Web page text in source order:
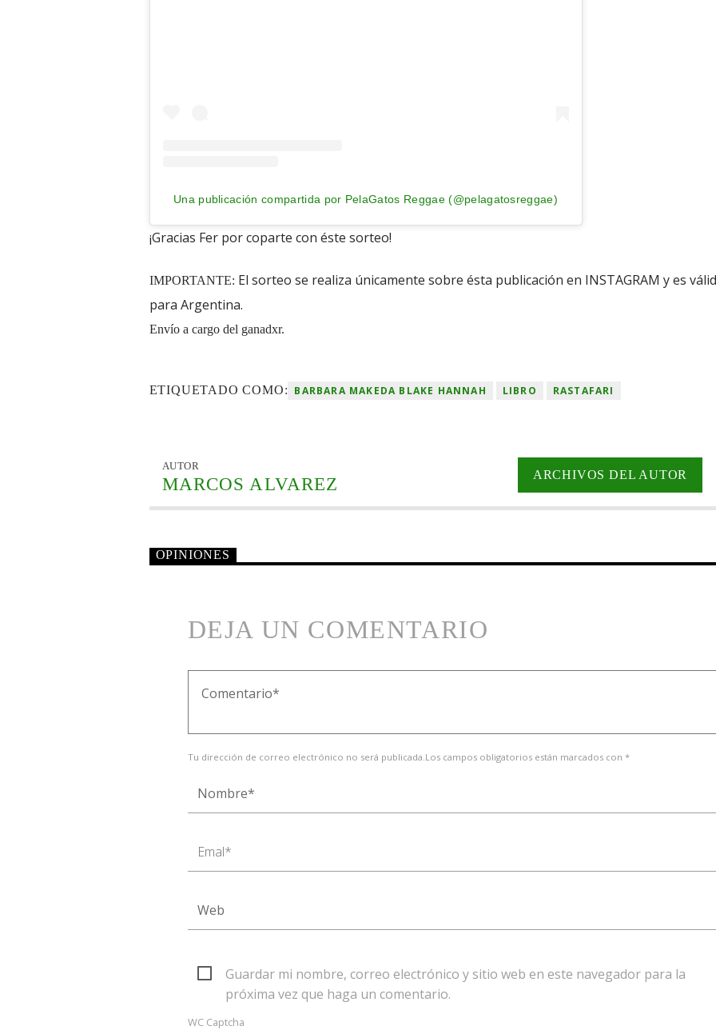
Una publicación compartida por PelaGatos Reggae (@pelagatosreggae)
¡Gracias Fer por coparte con éste sorteo!
IMPORTANTE: El sorteo se realiza únicamente sobre ésta publicación en INSTAGRAM y es
para Argentina.
Envío a cargo del ganadxr.
ETIQUETADO COMO: BARBARA MAKEDA BLAKE HANNAH LIBRO RASTAFARI
AUTOR
MARCOS ALVAREZ
ARCHIVOS DEL AUTOR
OPINIONES
DEJA UN COMENTARIO
Tu dirección de correo electrónico no será publicada.Los campos obligatorios están marcados con *
Guardar mi nombre, correo electrónico y sitio web en este navegador para la
próxima vez que haga un comentario.
WC Captcha